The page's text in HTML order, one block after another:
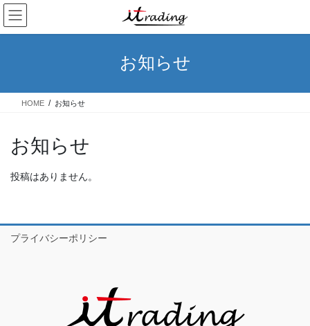
コ
ン
テ
ス
ナ
ビ
ゲ
ン
お知らせ
HOME お知らせ
お知らせ
投稿はありません。
プライバシーポリシー